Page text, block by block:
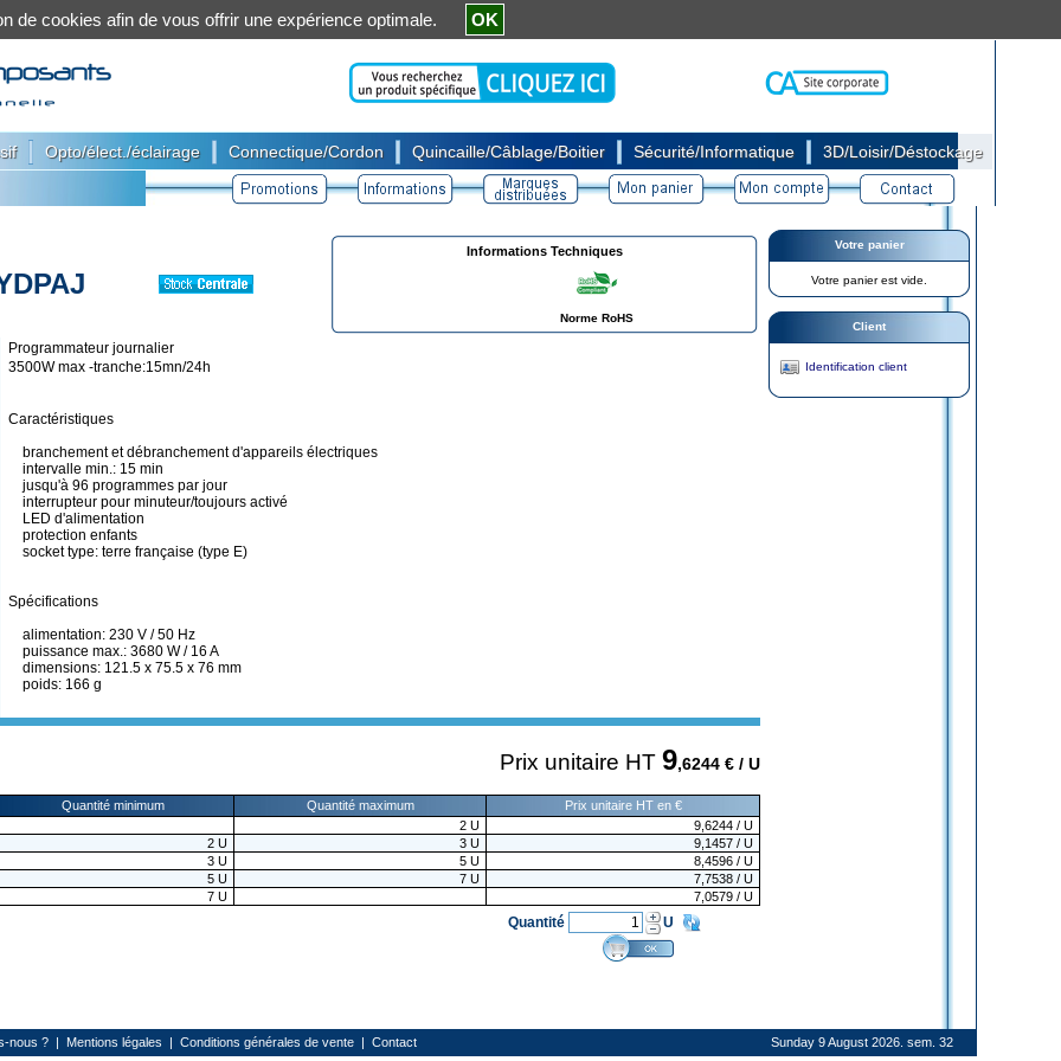
Opto/élect./éclairage Connectique/Cordon Quincaille/Câblage/Boitier Sécurité/Informatique 3D/Loisir/Déstockage
Informations Techniques
Norme RoHS
Programmateur journalier
3500W max -tranche:15mn/24h
Caractéristiques
branchement et débranchement d'appareils électriques
intervalle min.: 15 min
jusqu'à 96 programmes par jour
interrupteur pour minuteur/toujours activé
LED d'alimentation
protection enfants
socket type: terre française (type E)
Spécifications
alimentation: 230 V / 50 Hz
puissance max.: 3680 W / 16 A
dimensions: 121.5 x 75.5 x 76 mm
poids: 166 g
Prix unitaire HT 9,6244 € / U
Quantité minimum Quantité maximum
Prix unitaire HT en €
2 U 9,6244 / U
2 U 3 U 9,1457 / U
3 U 5 U 8,4596 / U
5 U 7 U 7,7538 / U
7 U 7,0579 / U
Quantité U
Votre panier
Votre panier est vide.
Client
Identification client
nous ? | Mentions légales | Conditions générales de vente | Contact Sunday 9 August 2026. sem. 32
de cookies afin de vous offrir une expérience optimale. OK